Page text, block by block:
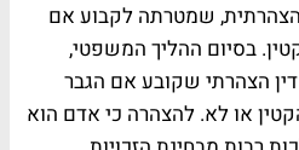
שמטרתה לקבוע אם
בסיום ההליך המשפטי,
הצהרתי שקובע אם הגבר
או לא. להצהרה כי אדם הוא